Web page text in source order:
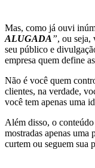
Mas, como já ouvi
ALUGADA ”, ou seja,
seu público e
empresa quem define
Não é você quem
clientes, na verdade,
você tem apenas uma
Além disso, o conteúdo
mostradas apenas uma
curtem ou seguem sua